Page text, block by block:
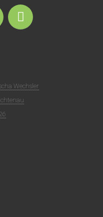
Wechsler